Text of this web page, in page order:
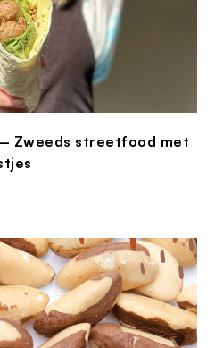
Zweeds streetfood met